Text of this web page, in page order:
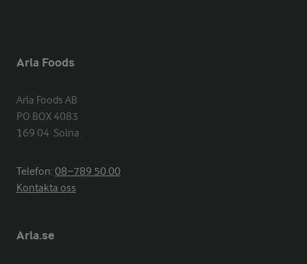
Arla Foods
Arla Foods AB
PO BOX 4083
169 04  Solna
Telefon:08−789 50 00
Kontakta oss
Arla.se